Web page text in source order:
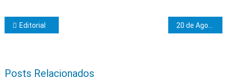
Navegação de Post
Editorial
Posts Relacionados